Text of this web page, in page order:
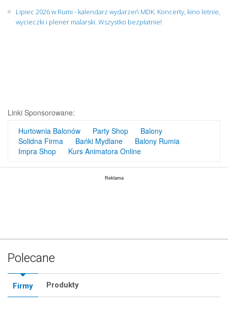
Lipiec 2026 w Rumi - kalendarz wydarzeń MDK. Koncerty, kino letnie,
wycieczki i plener malarski. Wszystko bezpłatnie!
Linki Sponsorowane:
Hurtownia Balonów
Party Shop
Balony
Solidna Firma
Bańki Mydlane
Balony Rumia
Impra Shop
Kurs Animatora Online
Polecane
Firmy Produkty